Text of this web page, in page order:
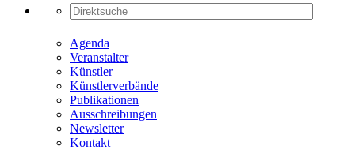
Agenda
Veranstalter
Künstler
Künstlerverbände
Publikationen
Ausschreibungen
Newsletter
Kontakt